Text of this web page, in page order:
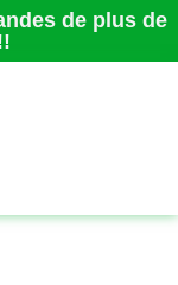
de plus de